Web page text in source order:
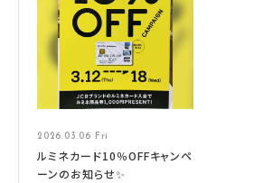
2026.03.06 Fri
ルミネカード10％OFFキャンペ
ーンのお知らせ✨